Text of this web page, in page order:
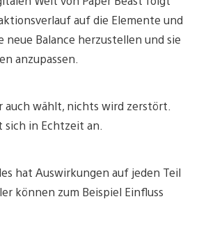
auf die Elemente und
neue Balance herzustellen und sie
anzupassen.
wählt, nichts wird zerstört.
in Echtzeit an.
hat Auswirkungen auf jeden Teil
können zum Beispiel Einfluss